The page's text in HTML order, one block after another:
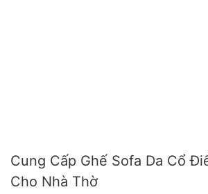
Cung Cấp Ghế Sofa Da Cổ
Cho Nhà Thờ